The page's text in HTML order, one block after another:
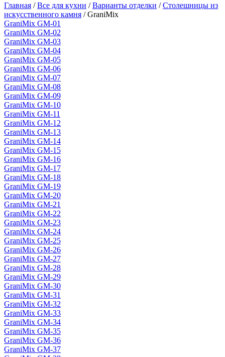
Главная /Все для кухни /Варианты отделки /Столешницы из
искусственного камня /GraniMix
GraniMix GM-01
GraniMix GM-02
GraniMix GM-03
GraniMix GM-04
GraniMix GM-05
GraniMix GM-06
GraniMix GM-07
GraniMix GM-08
GraniMix GM-09
GraniMix GM-10
GraniMix GM-11
GraniMix GM-12
GraniMix GM-13
GraniMix GM-14
GraniMix GM-15
GraniMix GM-16
GraniMix GM-17
GraniMix GM-18
GraniMix GM-19
GraniMix GM-20
GraniMix GM-21
GraniMix GM-22
GraniMix GM-23
GraniMix GM-24
GraniMix GM-25
GraniMix GM-26
GraniMix GM-27
GraniMix GM-28
GraniMix GM-29
GraniMix GM-30
GraniMix GM-31
GraniMix GM-32
GraniMix GM-33
GraniMix GM-34
GraniMix GM-35
GraniMix GM-36
GraniMix GM-37